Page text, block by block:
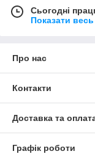
Сьогодні
Показати
Про нас
Контакти
Доставка та
Графік роботи